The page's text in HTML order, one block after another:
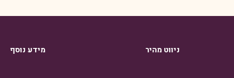
ניווט מהיר מידע נוסף